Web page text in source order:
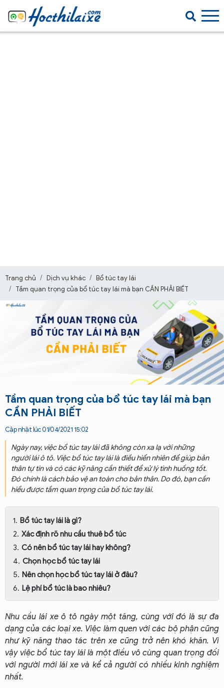
Trang chủ Dịch vụ khác
Bổ túc tay lái
Tầm quan trọng của bổ túc tay lái mà bạn CẦN PHẢI BIẾT
Tầm quan trọng của bổ túc tay lái mà bạn
CẦN PHẢI BIẾT
Cập nhật lúc 01/04/2021 15:02
Ngày nay, việc bổ túc tay lái đã không còn xa lạ với những
người lái ô tô. Việc bổ túc tay lái là điều hiển nhiên để giúp bản
thân tự tin và có các kỹ năng cần thiết để xử lý tình huống tốt.
Đó chính là cách bảo vệ an toàn cho bản thân. Do đó, bạn cần
hiểu được tầm quan trọng của bổ túc tay lái.
Bổ túc tay lái là gì?
Xác định rõ nhu cầu thuê bổ túc
Có nên bổ túc tay lái hay không?
Chọn học bổ túc tay lái
Nên chọn học bổ túc tay lái ở đâu?
Lệ phí bổ túc là bao nhiêu?
Nhu cầu lái xe ô tô ngày một tăng, cùng với đó là sự đa
dạng của các loại xe. Việc làm quen với các bộ phận cũng
như kỹ năng thao tác trên xe cũng trở nên khó khăn. Vì
vậy việc bổ túc tay lái là một điều vô cùng quan trọng đối
với người mới lái xe và kể cả người có nhiều kinh nghiệm
nhất.